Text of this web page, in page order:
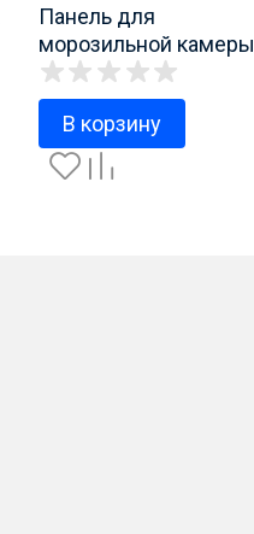
Панель для
морозильной камеры
Атлант (Минск), код
продукта
774142100800
В корзину